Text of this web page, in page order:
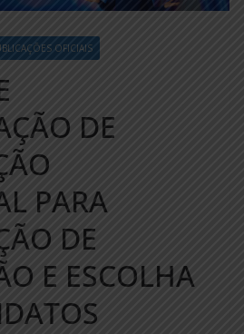
OFICIAIS
DE
PARA
DE
E ESCOLHA